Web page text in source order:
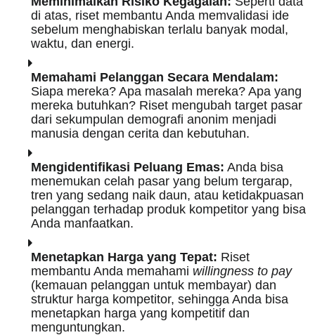
di atas, riset membantu Anda memvalidasi ide
sebelum menghabiskan terlalu banyak modal,
waktu, dan energi.
Memahami Pelanggan Secara Mendalam:
Siapa mereka? Apa masalah mereka? Apa yang
mereka butuhkan? Riset mengubah target pasar
dari sekumpulan demografi anonim menjadi
manusia dengan cerita dan kebutuhan.
Mengidentifikasi Peluang Emas: Anda bisa
menemukan celah pasar yang belum tergarap,
tren yang sedang naik daun, atau ketidakpuasan
pelanggan terhadap produk kompetitor yang bisa
Anda manfaatkan.
Menetapkan Harga yang Tepat: Riset
membantu Anda memahami willingness to pay
(kemauan pelanggan untuk membayar) dan
struktur harga kompetitor, sehingga Anda bisa
menetapkan harga yang kompetitif dan
menguntungkan.